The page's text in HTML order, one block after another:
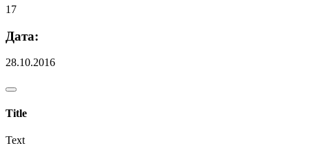
17
Дата:
28.10.2016
Title
Text